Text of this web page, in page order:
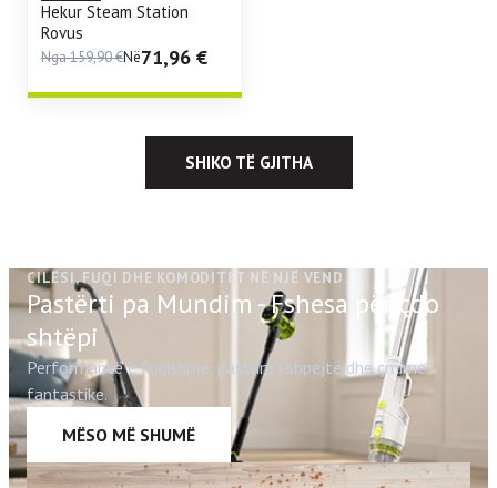
Hekur Steam Station
Rovus
Nga159,90€Në71,96 €
SHIKO TË GJITHA
CILËSI, FUQI DHE KOMODITET NË NJË VEND.
Pastërti pa Mundim - Fshesa për çdo
shtëpi
Performancë e fuqishme, pastrim i shpejtë dhe çmime
fantastike.
MËSO MË SHUMË